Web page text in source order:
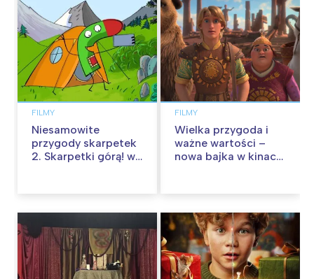
FILMY
Niesamowite
przygody skarpetek
2. Skarpetki górą! w
FILMY
Wielka przygoda i
ważne wartości –
nowa bajka w kinach